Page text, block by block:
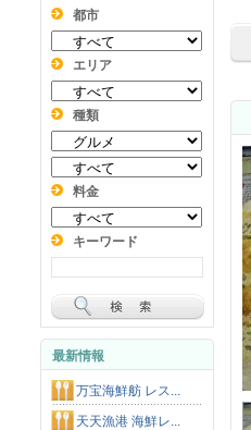
都市
エリア
種類
料金
キーワード
最新情報
万宝海鮮舫 レス...
天天漁港 海鮮レ...